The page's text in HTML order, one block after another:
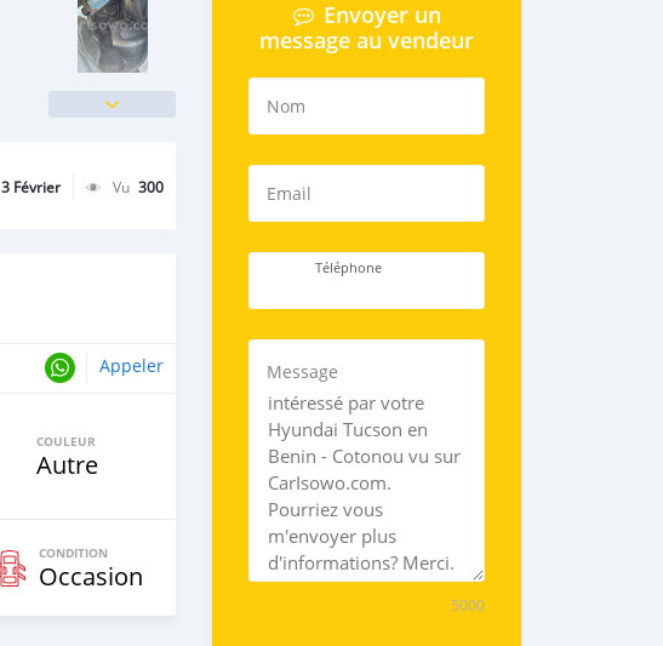
3 Février Vu 300
Appeler
COULEUR
Autre
CONDITION
Occasion
Envoyer un
message au vendeur
Nom
Email
Téléphone
Message
5000